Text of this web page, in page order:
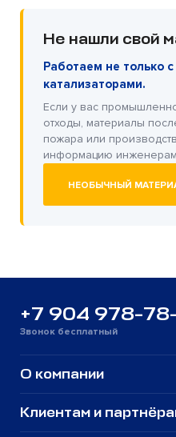
Не нашли свой
Работаем не только
катализаторами.
Если у вас
отходы, материалы
пожара или
информацию инженерам
НЕОБЫЧНЫЙ
+7 904 978-
Звонок бесплатный
О компании
Клиентам и